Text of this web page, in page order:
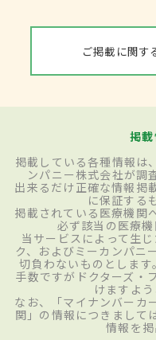
ご掲載に関す
掲
掲載している各種情報は
ンパニー株式会社が調
出来るだけ正確な情報掲
に保証する
掲載されている医療機関
必ず該当の医療機
当サービスによって生
ク、およびミーカンパニ
切負わないものとしま
手数ですがドクターズ・
けますよ
なお、「マイナンバーカ
関」の情報につきまして
情報を掲